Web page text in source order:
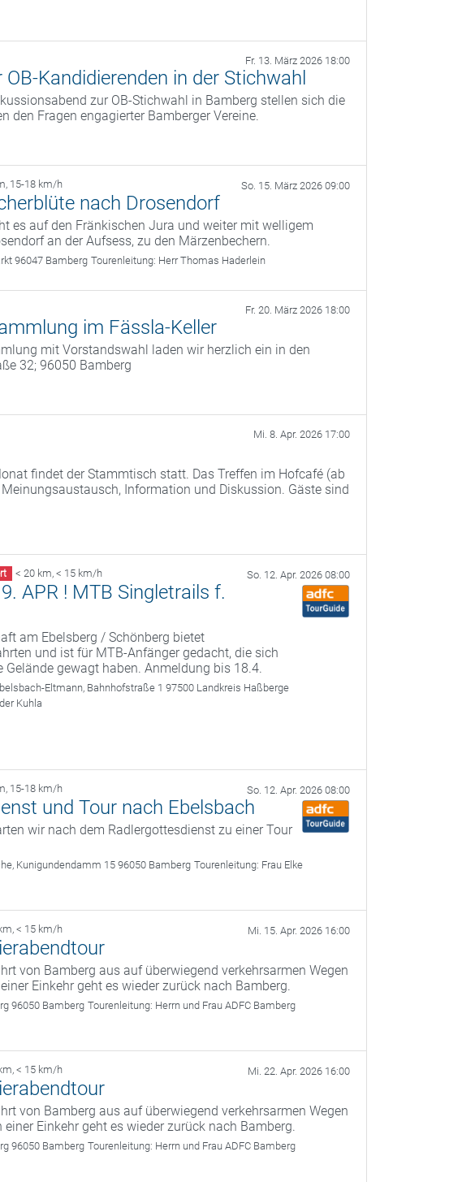
Fr. 13. März 2026 18:00
Kandidierenden in der Stichwahl
zur OB‑Stichwahl in Bamberg stellen sich die
den Fragen engagierter Bamberger Vereine.
, 15-18 km/h So. 15. März 2026 09:00
nach Drosendorf
es auf den Fränkischen Jura und weiter mit welligem
an der Aufsess, zu den Märzenbechern.
96047 Bamberg Tourenleitung: Herr Thomas Haderlein
Fr. 20. März 2026 18:00
im Fässla-Keller
mit Vorstandswahl laden wir herzlich ein in den
32; 96050 Bamberg
Mi. 8. Apr. 2026 17:00
findet der Stammtisch statt. Das Treffen im Hofcafé (ab
Information und Diskussion. Gäste sind
< 20 km, < 15 km/h So. 12. Apr. 2026 08:00
APR ! MTB Singletrails f.
am Ebelsberg / Schönberg bietet
und ist für MTB-Anfänger gedacht, die sich
Gelände gewagt haben. Anmeldung bis 18.4.
Eltmann, Bahnhofstraße 1 97500 Landkreis Haßberge
Kuhla
, 15-18 km/h So. 12. Apr. 2026 08:00
und Tour nach Ebelsbach
wir nach dem Radlergottesdienst zu einer Tour
Kunigundendamm 15 96050 Bamberg Tourenleitung: Frau Elke
, < 15 km/h Mi. 15. Apr. 2026 16:00
von Bamberg aus auf überwiegend verkehrsarmen Wegen
Einkehr geht es wieder zurück nach Bamberg.
96050 Bamberg Tourenleitung: Herrn und Frau ADFC Bamberg
, < 15 km/h Mi. 22. Apr. 2026 16:00
von Bamberg aus auf überwiegend verkehrsarmen Wegen
Einkehr geht es wieder zurück nach Bamberg.
96050 Bamberg Tourenleitung: Herrn und Frau ADFC Bamberg